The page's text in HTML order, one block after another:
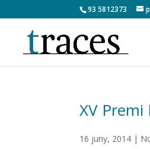
93 5812373
XV
16 juny, 2014 |